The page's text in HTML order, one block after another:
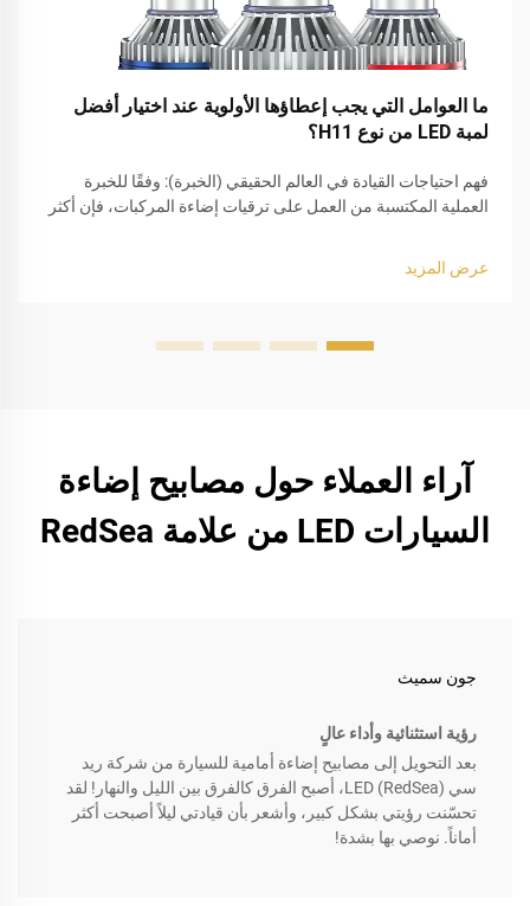
ما العوامل التي يجب إعطاؤها الأولوية عند اختيار أفضل
لمبة LED من نوع H11؟
فهم احتياجات القيادة في العالم الحقيقي (الخبرة): وفقًا للخبرة
العملية المكتسبة من العمل على ترقيات إضاءة المركبات، فإن أكثر
القيادة...
عرض المزيد
آراء العملاء حول مصابيح إضاءة
السيارات LED من علامة RedSea
جون سميث
رؤية استثنائية وأداء عالٍ
بعد التحويل إلى مصابيح إضاءة أمامية للسيارة من شركة ريد
سي (RedSea) LED، أصبح الفرق كالفرق بين الليل والنهار! لقد
تحسّنت رؤيتي بشكل كبير، وأشعر بأن قيادتي ليلاً أصبحت أكثر
أماناً. نوصي بها بشدة!